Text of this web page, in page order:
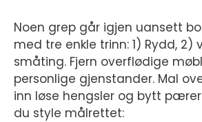
Noen grep går igjen uansett
med tre enkle trinn: 1) Rydd, 2)
småting. Fjern overflødige
personlige gjenstander. Mal
inn løse hengsler og bytt
du style målrettet: